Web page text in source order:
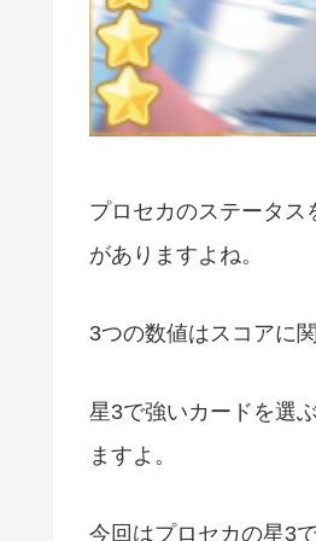
プロセカのステータス
がありますよね。
3つの数値はスコアに
星3で強いカードを選
ますよ。
今回はプロセカの星3